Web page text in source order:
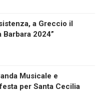
a Greccio il
Barbara 2024”
Musicale e
per Santa Cecilia